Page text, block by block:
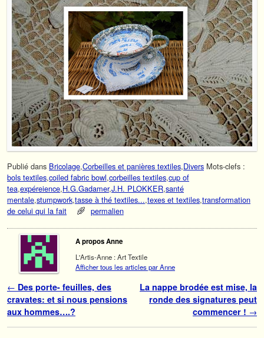
Publié dans Bricolage,Corbeilles et panières textiles,Divers Mots-clefs :
bols textiles,coiled fabric bowl,corbeilles textiles,cup of
tea,expéreience,H.G.Gadamer,J.H. PLOKKER,santé
mentale,stumpwork,tasse à thé textiles...,texes et textiles,transformation
de celui qui la fait
permalien
A propos Anne
L'Artis-Anne : Art Textile
Afficher tous les articles par Anne
Navigation des articles
← Des porte- feuilles, des
cravates: et si nous pensions
aux hommes….?
La nappe brodée est mise, la
ronde des signatures peut
commencer ! →